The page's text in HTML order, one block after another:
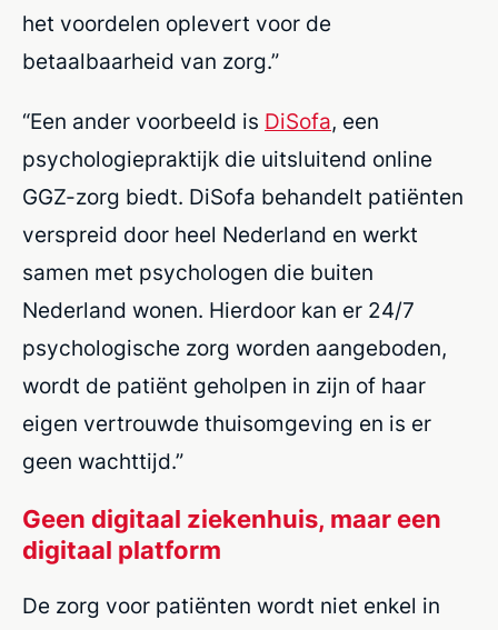
het voordelen oplevert voor de
betaalbaarheid van zorg.”
“Een ander voorbeeld is DiSofa, een
psychologiepraktijk die uitsluitend online
GGZ-zorg biedt. DiSofa behandelt patiënten
verspreid door heel Nederland en werkt
samen met psychologen die buiten
Nederland wonen. Hierdoor kan er 24/7
psychologische zorg worden aangeboden,
wordt de patiënt geholpen in zijn of haar
eigen vertrouwde thuisomgeving en is er
geen wachttijd.”
Geen digitaal ziekenhuis, maar een
digitaal platform
De zorg voor patiënten wordt niet enkel in